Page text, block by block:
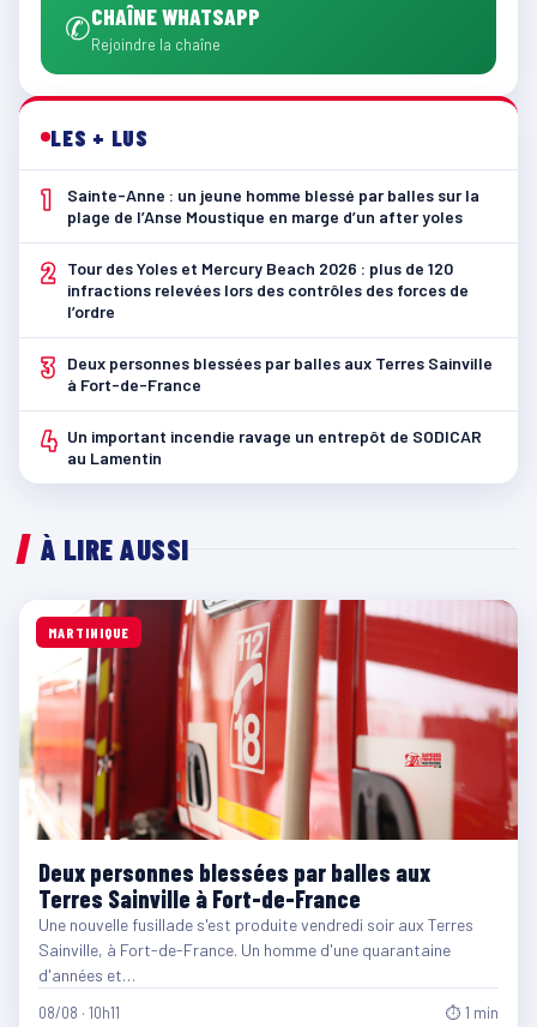
✆CHAÎNE WHATSAPP
Rejoindre la chaîne
LES + LUS
1
Sainte-Anne : un jeune homme blessé par balles sur la
plage de l’Anse Moustique en marge d’un after yoles
2
Tour des Yoles et Mercury Beach 2026 : plus de 120
infractions relevées lors des contrôles des forces de
l’ordre
3
Deux personnes blessées par balles aux Terres Sainville
à Fort-de-France
4 Un important incendie ravage un entrepôt de SODICAR
au Lamentin
À LIRE AUSSI
MARTINIQUE
Deux personnes blessées par balles aux
Terres Sainville à Fort-de-France
Une nouvelle fusillade s'est produite vendredi soir aux Terres
Sainville, à Fort-de-France. Un homme d'une quarantaine
d'années et…
08/08 · 10h11 ⏱ 1 min